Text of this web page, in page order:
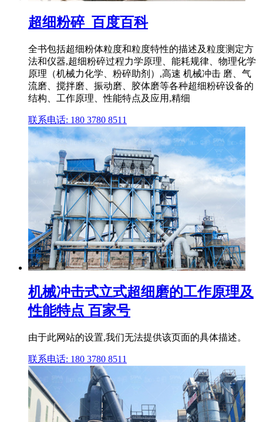
超细粉碎_百度百科
全书包括超细粉体粒度和粒度特性的描述及粒度测定方
法和仪器,超细粉碎过程力学原理、能耗规律、物理化学
原理（机械力化学、粉碎助剂）,高速 机械冲击 磨、气
流磨、搅拌磨、振动磨、胶体磨等各种超细粉碎设备的
结构、工作原理、性能特点及应用,精细
联系电话: 180 3780 8511
机械冲击式立式超细磨的工作原理及
性能特点 百家号
由于此网站的设置,我们无法提供该页面的具体描述。
联系电话: 180 3780 8511